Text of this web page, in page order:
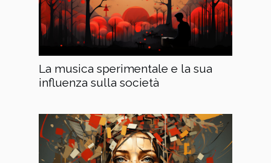
La musica sperimentale e la sua
influenza sulla società